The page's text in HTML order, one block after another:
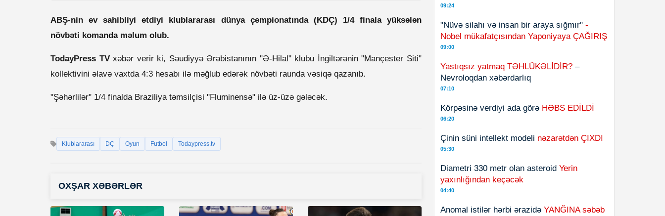
ABŞ-nin ev sahibliyi etdiyi klublararası dünya çempionatında (KDÇ) 1/4 finala yüksələn
növbəti komanda məlum olub.
TodayPress TVxəbər verir ki, Səudiyyə Ərəbistanının "Ə-Hilal" klubu İngiltərənin "Mançester Siti"
kollektivini əlavə vaxtda 4:3 hesabı ilə məğlub edərək növbəti raunda vəsiqə qazanıb.
"Şəhərlilər" 1/4 finalda Braziliya təmsilçisi "Fluminensə" ilə üz-üzə gələcək.
Klublararası DÇ Oyun Futbol Todaypress.tv
OXŞAR XƏBƏRLƏR
09:24
"Nüvə silahı və insan bir araya sığmır" -
Nobel mükafatçısından Yaponiyaya ÇAĞIRIŞ
09:00
Yastıqsız yatmaq TƏHLÜKƏLİDİR? –
Nevroloqdan xəbərdarlıq
07:10
Körpəsinə verdiyi ada görə HƏBS EDİLDİ
06:20
Çinin süni intellekt modeli nəzarətdən ÇIXDI
05:30
Diametri 330 metr olan asteroid Yerin
yaxınlığından keçəcək
04:40
Anomal istilər hərbi ərazidə YANĞINA səbəb